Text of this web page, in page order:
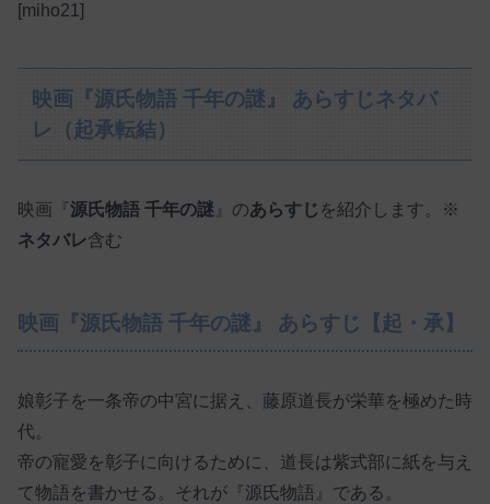
[miho21]
映画『源氏物語 千年の謎』 あらすじネタバ
レ（起承転結）
映画『源氏物語 千年の謎 』のあらすじ を紹介します。※
ネタバレ含む
映画『源氏物語 千年の謎』 あらすじ【起・承】
娘彰子を一条帝の中宮に据え、藤原道長が栄華を極めた時
代。
帝の寵愛を彰子に向けるために、道長は紫式部に紙を与え
て物語を書かせる。それが『源氏物語』である。